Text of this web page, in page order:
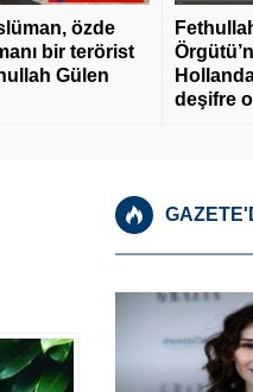
özde
bir terörist
Gülen
deşifre